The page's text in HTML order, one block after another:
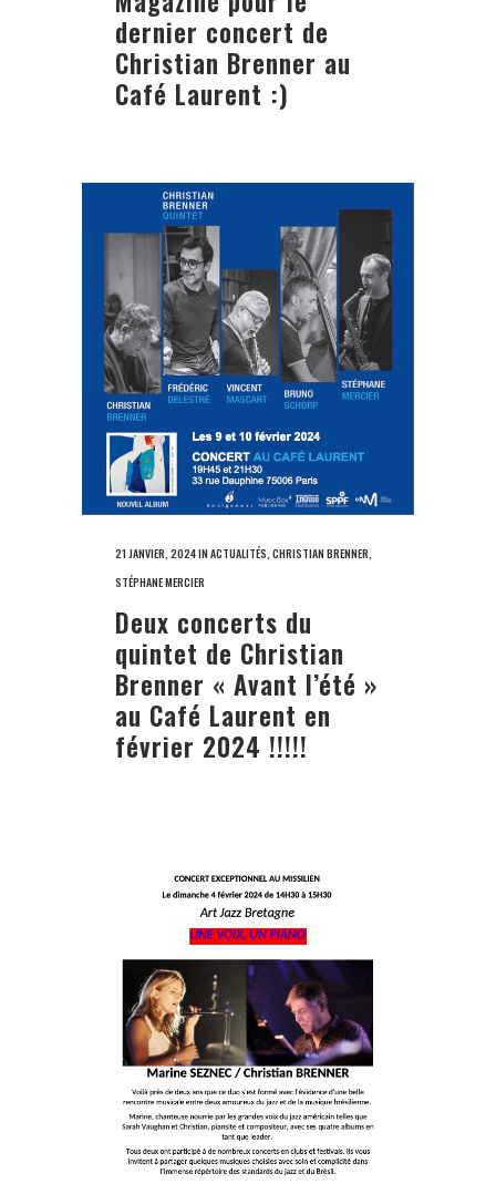
dernier concert de
Christian Brenner au
Café Laurent :)
21 JANVIER, 2024IN ACTUALITÉS, CHRISTIAN BRENNER,
STÉPHANE MERCIER
Deux concerts du
quintet de Christian
Brenner « Avant l’été »
au Café Laurent en
février 2024 !!!!!